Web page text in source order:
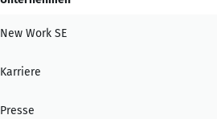
New Work SE
Karriere
Presse